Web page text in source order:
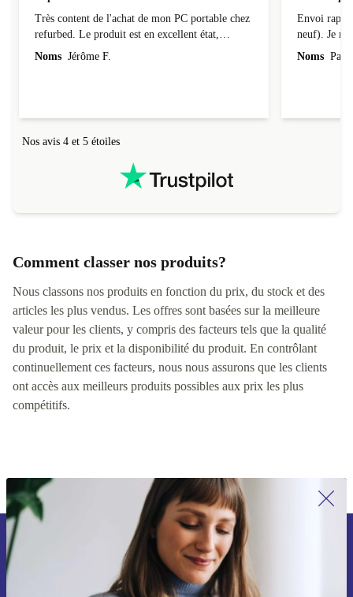
Super deal !
Très content de l'achat de mon PC portable chez
refurbed. Le produit est en excellent état,
annoncée). Je recommande la boutique à 200%.
Envoi
Envoi
neuf). Je
Comment classer nos produits?
Nous classons nos produits en fonction du prix, du stock et des
articles les plus vendus. Les offres sont basées sur la meilleure
valeur pour les clients, y compris des facteurs tels que la qualité
du produit, le prix et la disponibilité du produit. En contrôlant
continuellement ces facteurs, nous nous assurons que les clients
ont accès aux meilleurs produits possibles aux prix les plus
Inscrivez-vous à notre newsletter pour
la première fois et économisez 15 € !
Ne manquez plus aucune offre.